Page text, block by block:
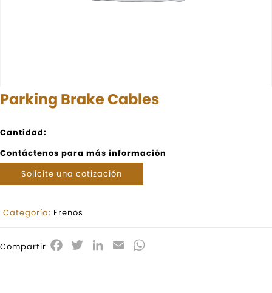
Parking Brake Cables
Cantidad:
Contáctenos para más información
Solicite una cotización
Categoría: Frenos
Compartir Facebook
TwitterLinkedIn
Email